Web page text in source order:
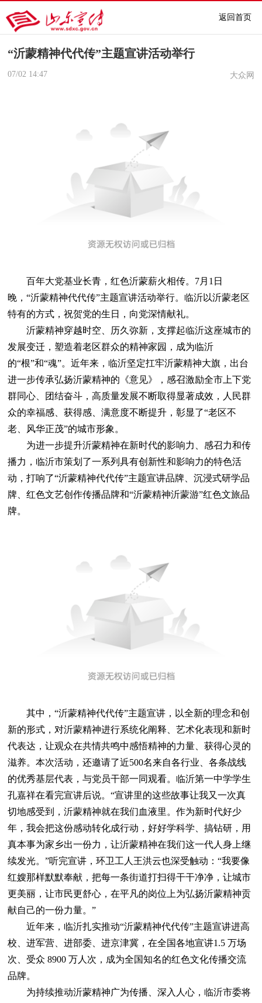
返回首页
“沂蒙精神代代传”主题宣讲活动举行
07/02 14:47 大众网
百年大党基业长青，红色沂蒙薪火相传。7月1日
晚，“沂蒙精神代代传”主题宣讲活动举行。临沂以沂蒙老区
特有的方式，祝贺党的生日，向党深情献礼。
沂蒙精神穿越时空、历久弥新，支撑起临沂这座城市的
发展变迁，塑造着老区群众的精神家园，成为临沂
的“根”和“魂”。近年来，临沂坚定扛牢沂蒙精神大旗，出台
进一步传承弘扬沂蒙精神的《意见》，感召激励全市上下党
群同心、团结奋斗，高质量发展不断取得显著成效，人民群
众的幸福感、获得感、满意度不断提升，彰显了“老区不
老、风华正茂”的城市形象。
为进一步提升沂蒙精神在新时代的影响力、感召力和传
播力，临沂市策划了一系列具有创新性和影响力的特色活
动，打响了“沂蒙精神代代传”主题宣讲品牌、沉浸式研学品
牌、红色文艺创作传播品牌和“沂蒙精神沂蒙游”红色文旅品
牌。
其中，“沂蒙精神代代传”主题宣讲，以全新的理念和创
新的形式，对沂蒙精神进行系统化阐释、艺术化表现和新时
代表达，让观众在共情共鸣中感悟精神的力量、获得心灵的
滋养。本次活动，还邀请了近500名来自各行业、各条战线
的优秀基层代表，与党员干部一同观看。临沂第一中学学生
孔嘉祥在看完宣讲后说。“宣讲里的这些故事让我又一次真
切地感受到，沂蒙精神就在我们血液里。作为新时代好少
年，我会把这份感动转化成行动，好好学科学、搞钻研，用
真本事为家乡出一份力，让沂蒙精神在我们这一代人身上继
续发光。”听完宣讲，环卫工人王洪云也深受触动：“我要像
红嫂那样默默奉献，把每一条街道打扫得干干净净，让城市
更美丽，让市民更舒心，在平凡的岗位上为弘扬沂蒙精神贡
献自己的一份力量。”
近年来，临沂扎实推动“沂蒙精神代代传”主题宣讲进高
校、进军营、进部委、进京津冀，在全国各地宣讲1.5 万场
次、受众 8900 万人次，成为全国知名的红色文化传播交流
品牌。
为持续推动沂蒙精神广为传播、深入人心，临沂市委将